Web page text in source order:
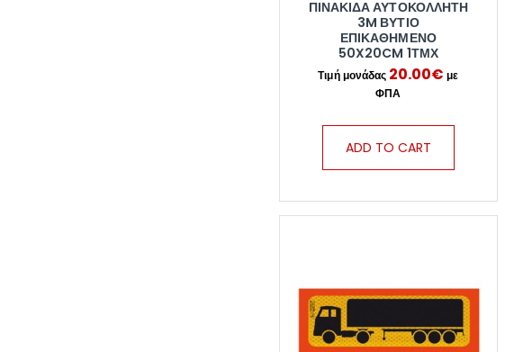
ΠΙΝΑΚΊΔΑ ΑΥΤΟΚΌΛΛΗΤΗ
3M ΒΥΤΊΟ
ΕΠΙΚΑΘΉΜΕΝΟ
50X20CM 1ΤΜΧ
20.00€
ADD TO CART